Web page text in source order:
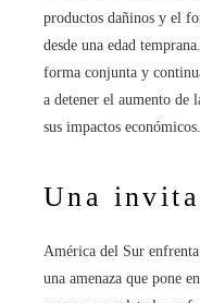
productos dañinos y el
desde una edad
forma conjunta y
a detener el aumento de
sus impactos económicos.
Una
América del Sur
una amenaza que pone